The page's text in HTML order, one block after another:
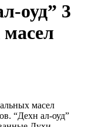
оуд” 3
масел
“Дехн ал-оуд”